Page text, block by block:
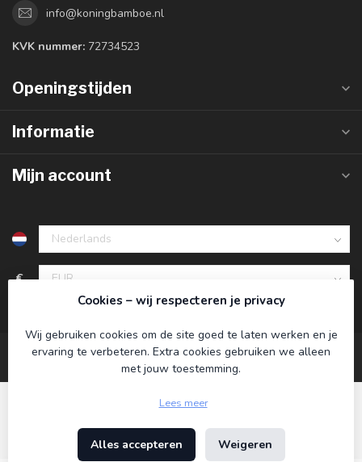
info@koningbamboe.nl
KVK nummer: 72734523
Openingstijden
Informatie
Mijn account
€
© Copyright 2026 Koning Bamboe - Powered by
Cookies – wij respecteren je privacy
Wij gebruiken cookies om de site goed te laten werken en je
ervaring te verbeteren. Extra cookies gebruiken we alleen
met jouw toestemming.
Lees meer
Alles accepteren Weigeren